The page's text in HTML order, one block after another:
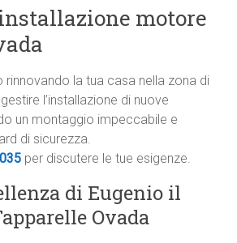
motore
la tua casa nella zona di
l’installazione di nuove
un montaggio impeccabile e
di sicurezza.
per discutere le tue esigenze.
di Eugenio il
Ovada